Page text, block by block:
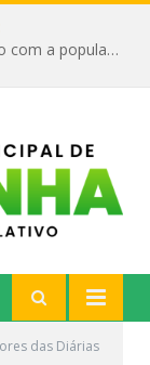
Um símbolo do mandato e do compromisso com a população
das Diárias